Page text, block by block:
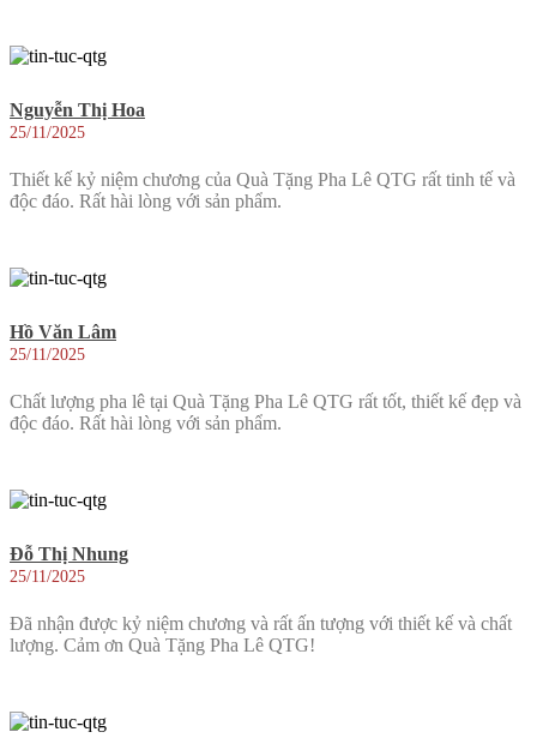
Nguyễn Thị Hoa
25/11/2025
Thiết kế kỷ niệm chương của Quà Tặng Pha Lê QTG rất tinh tế và
độc đáo. Rất hài lòng với sản phẩm.
Hồ Văn Lâm
25/11/2025
Chất lượng pha lê tại Quà Tặng Pha Lê QTG rất tốt, thiết kế đẹp và
độc đáo. Rất hài lòng với sản phẩm.
Đỗ Thị Nhung
25/11/2025
Đã nhận được kỷ niệm chương và rất ấn tượng với thiết kế và chất
lượng. Cảm ơn Quà Tặng Pha Lê QTG!